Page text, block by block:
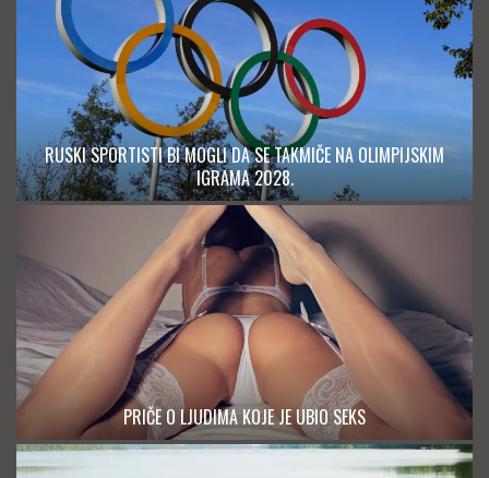
RUSKI SPORTISTI BI MOGLI DA SE TAKMIČE NA OLIMPIJSKIM
IGRAMA 2028.
PRIČE O LJUDIMA KOJE JE UBIO SEKS